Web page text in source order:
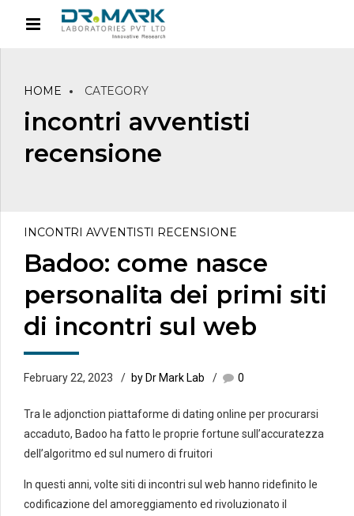
HOME CATEGORY
incontri avventisti
recensione
INCONTRI AVVENTISTI RECENSIONE
Badoo: come nasce
personalita dei primi siti
di incontri sul web
February 22, 2023 by Dr Mark Lab 0
Tra le adjonction piattaforme di dating online per procurarsi
accaduto, Badoo ha fatto le proprie fortune sull’accuratezza
dell’algoritmo ed sul numero di fruitori
In questi anni, volte siti di incontri sul web hanno ridefinito le
codificazione del amoreggiamento ed rivoluzionato il